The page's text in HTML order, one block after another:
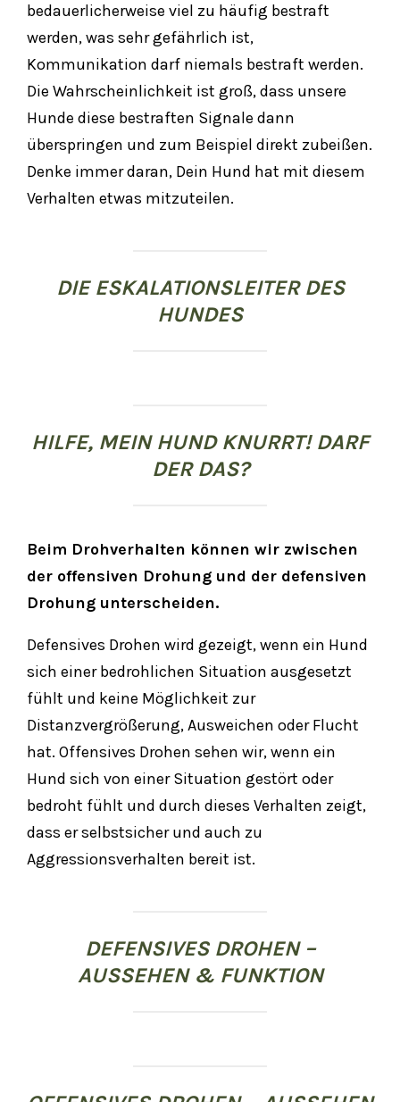
bedauerlicherweise viel zu häufig bestraft
werden, was sehr gefährlich ist,
Kommunikation darf niemals bestraft werden.
Die Wahrscheinlichkeit ist groß, dass unsere
Hunde diese bestraften Signale dann
überspringen und zum Beispiel direkt zubeißen.
Denke immer daran, Dein Hund hat mit diesem
Verhalten etwas mitzuteilen.
DIE ESKALATIONSLEITER DES
HUNDES
HILFE, MEIN HUND KNURRT! DARF
DER DAS?
Beim Drohverhalten können wir zwischen
der offensiven Drohung und der defensiven
Drohung unterscheiden.
Defensives Drohen wird gezeigt, wenn ein Hund
sich einer bedrohlichen Situation ausgesetzt
fühlt und keine Möglichkeit zur
Distanzvergrößerung, Ausweichen oder Flucht
hat. Offensives Drohen sehen wir, wenn ein
Hund sich von einer Situation gestört oder
bedroht fühlt und durch dieses Verhalten zeigt,
dass er selbstsicher und auch zu
Aggressionsverhalten bereit ist.
DEFENSIVES DROHEN –
AUSSEHEN & FUNKTION